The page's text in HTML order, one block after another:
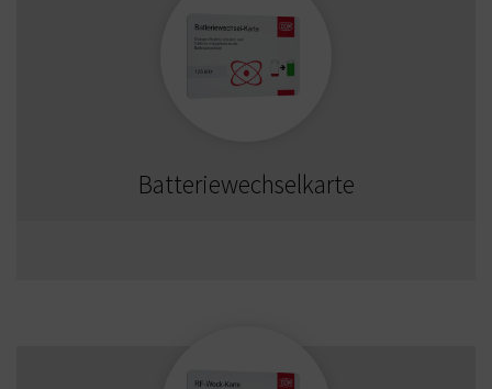
Batteriewechselkarte